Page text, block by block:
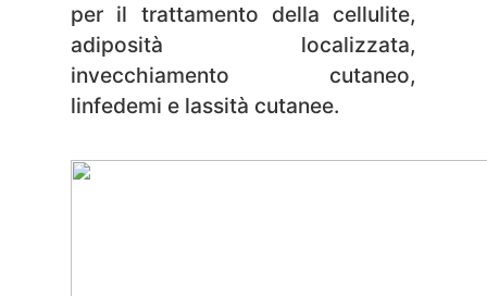
per il trattamento della cellulite,
adiposità localizzata,
invecchiamento cutaneo,
linfedemi e lassità cutanee.